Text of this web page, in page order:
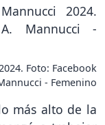
Foto: Facebook
- Femenino
más alto de la